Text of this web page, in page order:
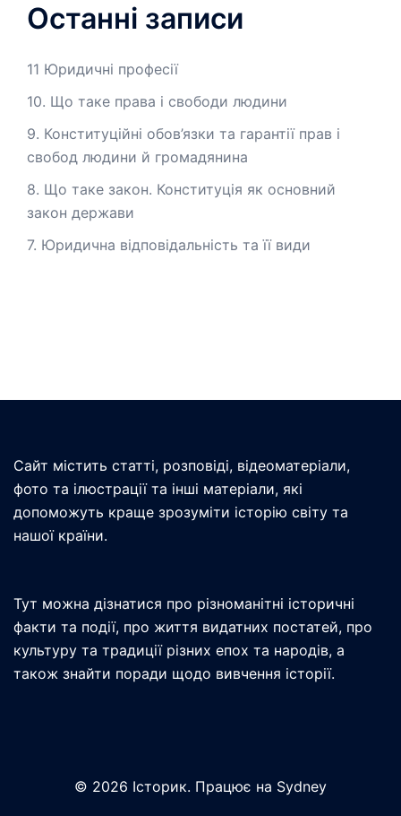
Останні записи
11 Юридичні професії
10. Що таке права і свободи людини
9. Конституційні обов’язки та гарантії прав і
свобод людини й громадянина
8. Що таке закон. Конституція як основний
закон держави
7. Юридична відповідальність та її види
Сайт містить статті, розповіді, відеоматеріали,
фото та ілюстрації та інші матеріали, які
допоможуть краще зрозуміти історію світу та
нашої країни.
Тут можна дізнатися про різноманітні історичні
факти та події, про життя видатних постатей, про
культуру та традиції різних епох та народів, а
також знайти поради щодо вивчення історії.
© 2026 Історик. Працює на Sydney